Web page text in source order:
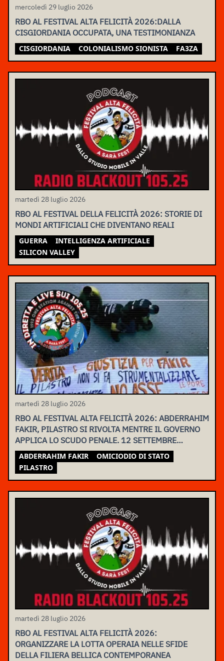
mercoledì 29 luglio 2026
RBO AL FESTIVAL ALTA FELICITÀ 2026:DALLA
CISGIORDANIA OCCUPATA, UNA TESTIMONIANZA
CISGIORDANIA COLONIALISMO SIONISTA FA3ZA
martedì 28 luglio 2026
RBO AL FESTIVAL DELLA FELICITÀ 2026: STORIE DI
MONDI ARTIFICIALI CHE DIVENTANO REALI
GUERRA
INTELLIGENZA ARTIFICIALE
SILICON VALLEY
martedì 28 luglio 2026
RBO AL FESTIVAL ALTA FELICITÀ 2026: ABDERRAHIM
FAKIR, PILASTRO SI RIVOLTA MENTRE IL GOVERNO
APPLICA LO SCUDO PENALE. 12 SETTEMBRE
ASSEMBLEA NAZIONALE
ABDERRAHIM FAKIR
OMICIODIO DI STATO
PILASTRO
martedì 28 luglio 2026
RBO AL FESTIVAL ALTA FELICITÀ 2026:
ORGANIZZARE LA LOTTA OPERAIA NELLE SFIDE
DELLA FILIERA BELLICA CONTEMPORANEA